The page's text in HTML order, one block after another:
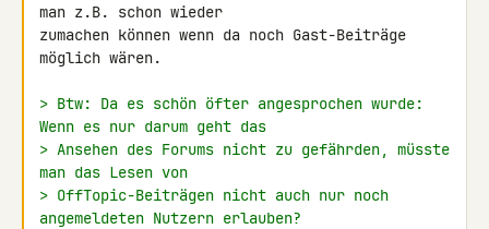
man z.B. schon wieder
zumachen können wenn da noch Gast-Beiträge
möglich wären.
> Btw: Da es schön öfter angesprochen wurde:
Wenn es nur darum geht das
> Ansehen des Forums nicht zu gefährden, müsste
man das Lesen von
> OffTopic-Beiträgen nicht auch nur noch
angemeldeten Nutzern erlauben?